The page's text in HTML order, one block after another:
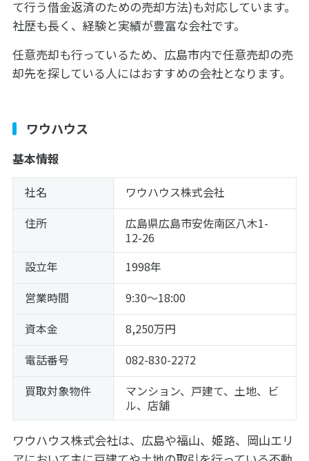
て行う借金返済のための売却方法)も対応しています。
社歴も長く、経験と実績が豊富な会社です。
任意売却も行っているため、広島市内で任意売却の売
却先を探している人にはおすすめの会社となります。
ワウハウス
基本情報
社名
ワウハウス株式会社
住所
広島県広島市安佐南区八木1-
12-26
設立年
1998年
営業時間
9:30～18:00
資本金
8,250万円
電話番号
082-830-2272
買取対象物件
マンション、戸建て、土地、ビ
ル、店舗
ワウハウス株式会社は、広島や福山、姫路、岡山エリ